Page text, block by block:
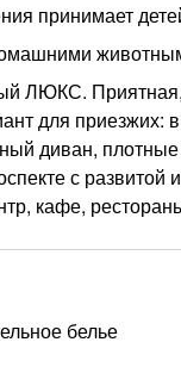
принимает
ЛЮКС. Приятная,
для приезжих:
диван,
с развитой
кафе,
белье